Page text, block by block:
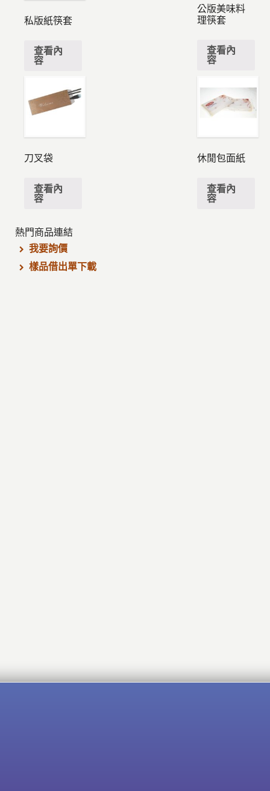
私版紙筷套
查看內
容
公版美味料
理筷套
查看內
容
刀叉袋
查看內
容
休閒包面紙
查看內
容
熱門商品連結
我要詢價
樣品借出單下載